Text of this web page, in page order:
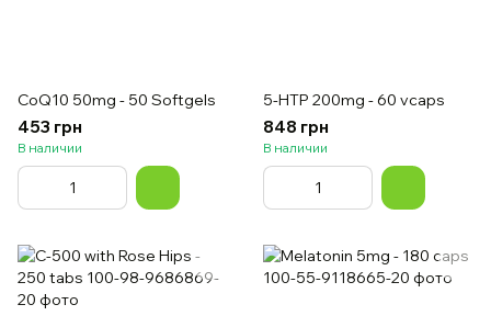
CoQ10 50mg - 50 Softgels
453 грн
В наличии
5-HTP 200mg - 60 vcaps
848 грн
В наличии